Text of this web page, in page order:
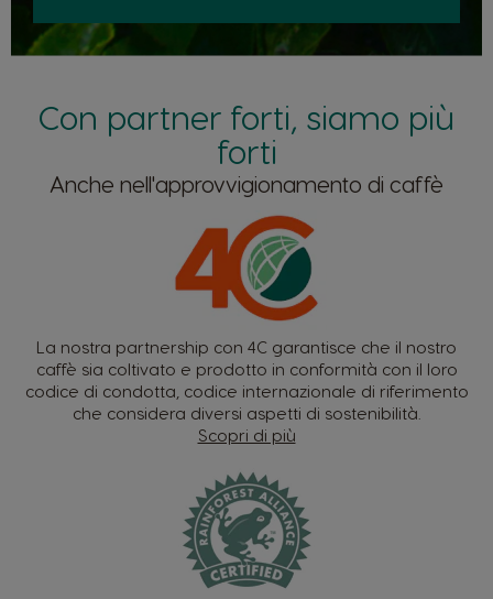
Con partner forti, siamo più
forti
Anche nell'approvvigionamento di caffè
La nostra partnership con 4C garantisce che il nostro
caffè sia coltivato e prodotto in conformità con il loro
codice di condotta, codice internazionale di riferimento
che considera diversi aspetti di sostenibilità.
Scopri di più